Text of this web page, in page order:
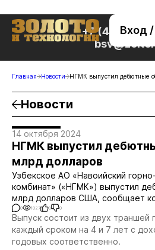
Вход
+7 (495)
Главная Новости НГМК выпустил дебютные
Новости
14 октября 2024
НГМК выпустил
млрд долларов
Узбекское АО «Навоийский
комбинат» («НГМК») выпустил
млрд долларов США, сообщает
0 1027 0 0
Выпуск состоит из двух траншей
каждый сроком на 4 и 7 лет с
годовых соответственно.